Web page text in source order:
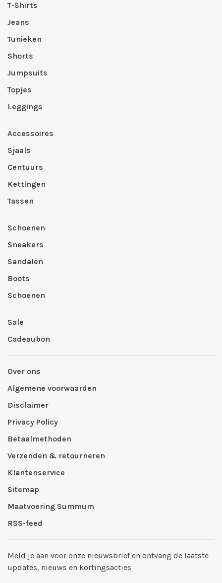
T-Shirts
Jeans
Tunieken
Shorts
Jumpsuits
Topjes
Leggings
Accessoires
Sjaals
Centuurs
Kettingen
Tassen
Schoenen
Sneakers
Sandalen
Boots
Schoenen
Sale
Cadeaubon
Over ons
Algemene voorwaarden
Disclaimer
Privacy Policy
Betaalmethoden
Verzenden & retourneren
Klantenservice
Sitemap
Maatvoering Summum
RSS-feed
Meld je aan voor onze nieuwsbrief en ontvang de laatste
updates, nieuws en kortingsacties